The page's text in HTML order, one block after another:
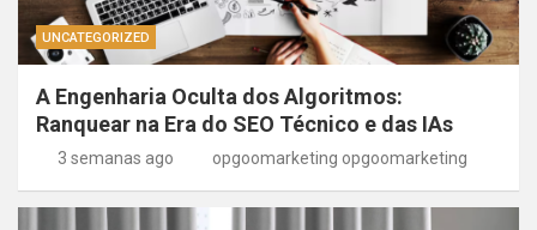
UNCATEGORIZED
A Engenharia Oculta dos Algoritmos:
Ranquear na Era do SEO Técnico e das IAs
3 semanas ago opgoomarketing opgoomarketing